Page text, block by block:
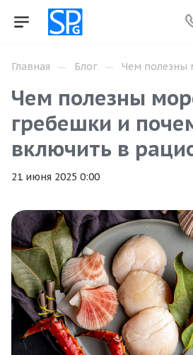
Главная — Блог — Чем полезны
Чем полезны
гребешки и
включить в
21 июня 2025 0:00